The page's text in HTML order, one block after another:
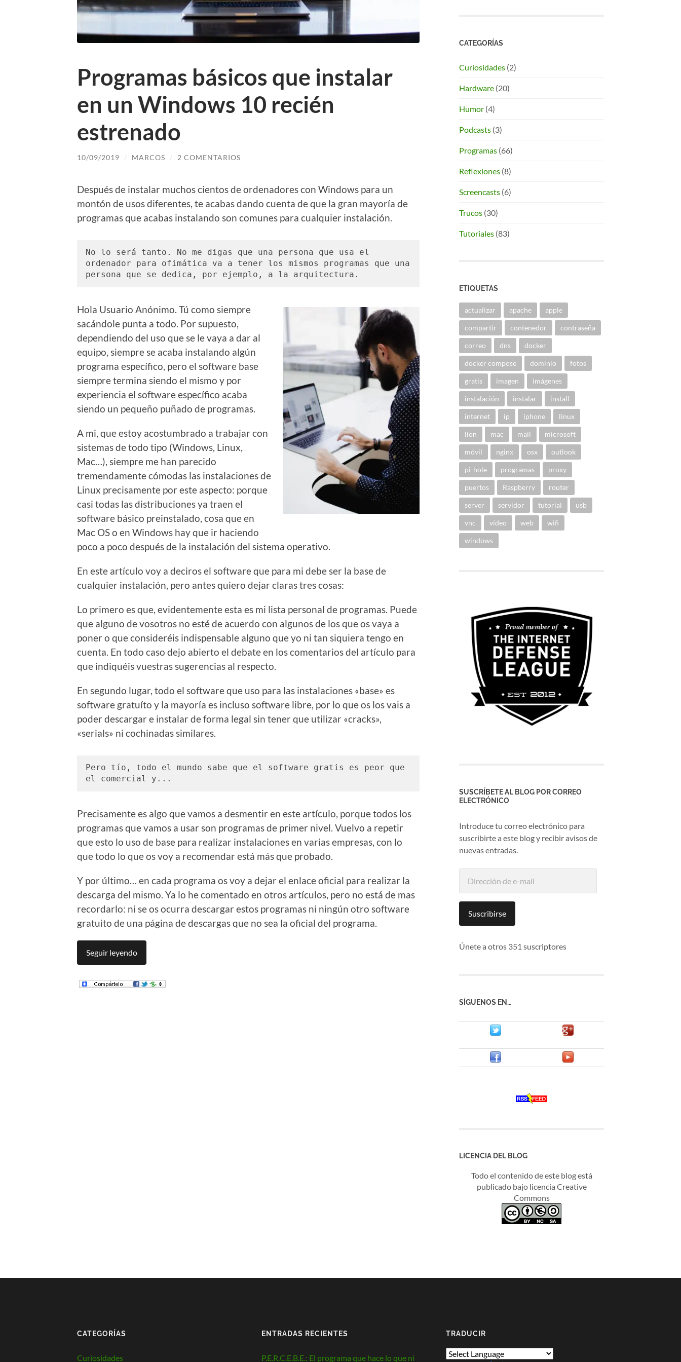
Programas básicos que instalar
en un Windows 10 recién
estrenado
10/09/2019 / MARCOS / 2 COMENTARIOS
Después de instalar muchos cientos de ordenadores con Windows para un
montón de usos diferentes, te acabas dando cuenta de que la gran mayoría de
programas que acabas instalando son comunes para cualquier instalación.
No lo será tanto. No me digas que una persona que usa el
ordenador para ofimática va a tener los mismos programas que una
persona que se dedica, por ejemplo, a la arquitectura.
Hola Usuario Anónimo. Tú como siempre
sacándole punta a todo. Por supuesto,
dependiendo del uso que se le vaya a dar al
equipo, siempre se acaba instalando algún
programa específico, pero el software base
siempre termina siendo el mismo y por
experiencia el software específico acaba
siendo un pequeño puñado de programas.
A mi, que estoy acostumbrado a trabajar con
sistemas de todo tipo (Windows, Linux,
Mac…), siempre me han parecido
tremendamente cómodas las instalaciones de
Linux precisamente por este aspecto: porque
casi todas las distribuciones ya traen el
software básico preinstalado, cosa que en
Mac OS o en Windows hay que ir haciendo
poco a poco después de la instalación del sistema operativo.
En este artículo voy a deciros el software que para mi debe ser la base de
cualquier instalación, pero antes quiero dejar claras tres cosas:
Lo primero es que, evidentemente esta es mi lista personal de programas. Puede
que alguno de vosotros no esté de acuerdo con algunos de los que os vaya a
poner o que consideréis indispensable alguno que yo ni tan siquiera tengo en
cuenta. En todo caso dejo abierto el debate en los comentarios del artículo para
que indiquéis vuestras sugerencias al respecto.
En segundo lugar, todo el software que uso para las instalaciones «base» es
software gratuíto y la mayoría es incluso software libre, por lo que os los vais a
poder descargar e instalar de forma legal sin tener que utilizar «cracks»,
«serials» ni cochinadas similares.
Pero tío, todo el mundo sabe que el software gratis es peor que
el comercial y...
Precisamente es algo que vamos a desmentir en este artículo, porque todos los
programas que vamos a usar son programas de primer nivel. Vuelvo a repetir
que esto lo uso de base para realizar instalaciones en varias empresas, con lo
que todo lo que os voy a recomendar está más que probado.
Y por último… en cada programa os voy a dejar el enlace oficial para realizar la
descarga del mismo. Ya lo he comentado en otros artículos, pero no está de mas
recordarlo: ni se os ocurra descargar estos programas ni ningún otro software
gratuito de una página de descargas que no sea la oficial del programa.
Seguir leyendo
CATEGORÍAS
Curiosidades (2)
Hardware (20)
Humor (4)
Podcasts (3)
Programas (66)
Reflexiones (8)
Screencasts (6)
Trucos (30)
Tutoriales (83)
ETIQUETAS
actualizar apache apple
compartir contenedor contraseña
correo dns docker
docker compose dominio fotos
gratis imagen imágenes
instalación instalar install
internet ip iphone linux
lion mac mail microsoft
móvil nginx osx outlook
pi-hole programas proxy
puertos Raspberry router
server servidor tutorial usb
vnc vídeo web wifi
windows
SUSCRÍBETE AL BLOG POR CORREO
ELECTRÓNICO
Introduce tu correo electrónico para
suscribirte a este blog y recibir avisos de
nuevas entradas.
mailSuscribirse
Únete a otros 351 suscriptores
SÍGUENOS EN…
LICENCIA DEL BLOG
Todo el contenido de este blog está
publicado bajo licencia Creative
Commons
CATEGORÍAS
Curiosidades
ENTRADAS RECIENTES
P.E.R.C.E.B.E.: El programa que hace lo que ni
TRADUCIR